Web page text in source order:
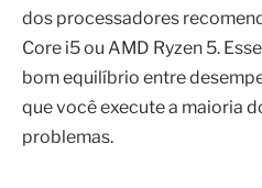
dos processadores
Core i5 ou AMD Ryzen 5.
bom equilíbrio entre
que você execute a maioria
problemas.